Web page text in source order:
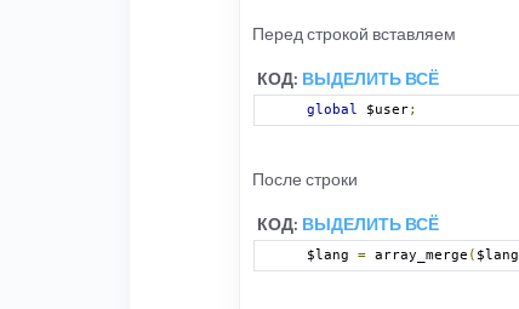
Перед строкой вставляем
КОД: ВЫДЕЛИТЬ ВСЁ
global $user;
После строки
КОД: ВЫДЕЛИТЬ ВСЁ
$lang = array_merge ( $lang